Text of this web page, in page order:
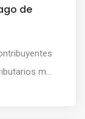
de
m...